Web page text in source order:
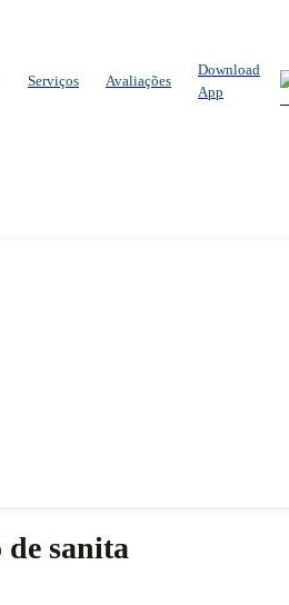
Serviços Avaliações
Download
App
sanita